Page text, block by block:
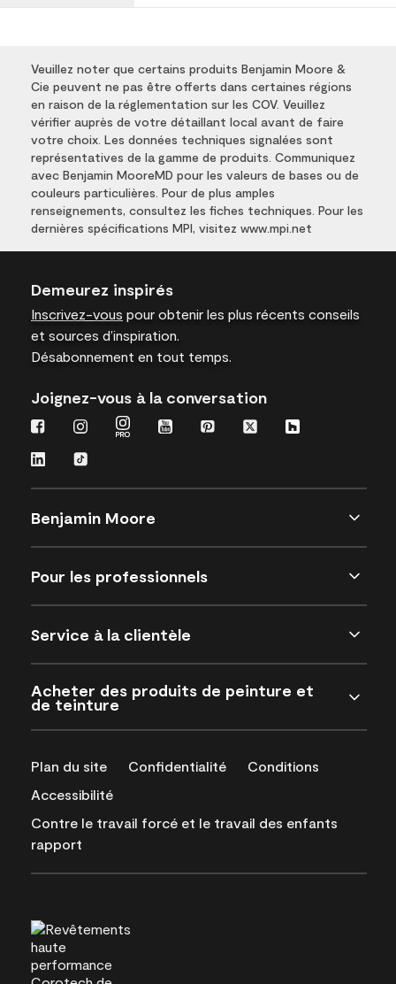
Veuillez noter que certains produits Benjamin Moore &
Cie peuvent ne pas être offerts dans certaines régions
en raison de la réglementation sur les COV. Veuillez
vérifier auprès de votre détaillant local avant de faire
votre choix. Les données techniques signalées sont
représentatives de la gamme de produits. Communiquez
avec Benjamin MooreMD pour les valeurs de bases ou de
couleurs particulières. Pour de plus amples
renseignements, consultez les fiches techniques. Pour les
dernières spécifications MPI, visitez www.mpi.net
Demeurez inspirés
Inscrivez-vous pour obtenir les plus récents conseils
et sources d’inspiration.
Désabonnement en tout temps.
Joignez-vous à la conversation
Benjamin Moore
Pour les professionnels
Service à la clientèle
Acheter des produits de peinture et
de teinture
Plan du site Confidentialité
Conditions
Accessibilité
Contre le travail forcé et le travail des enfants
rapport